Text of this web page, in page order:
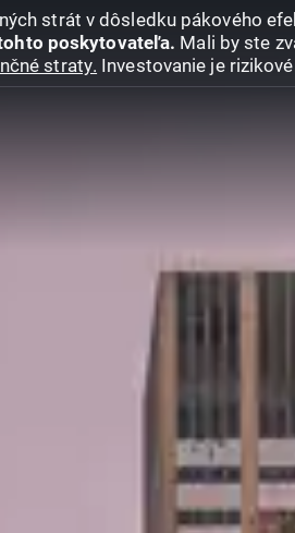
strát v dôsledku pákového
poskytovateľa. Mali by ste
straty. Investovanie je